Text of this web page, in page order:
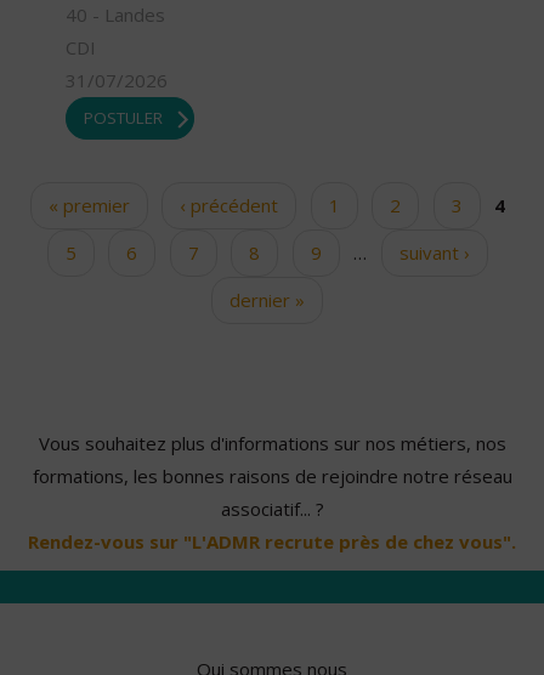
40 - Landes
CDI
31/07/2026
POSTULER
Pages« premier ‹ précédent 1 2 3
4
5
6 7 8 9 …
suivant ›
dernier »
Vous souhaitez plus d'informations sur nos métiers, nos
formations, les bonnes raisons de rejoindre notre réseau
associatif... ?
Rendez-vous sur "L'ADMR recrute près de chez vous".
Qui sommes nous